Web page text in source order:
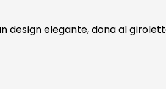
design elegante, dona al